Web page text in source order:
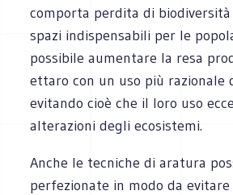
comporta perdita di
spazi indispensabili per le
possibile aumentare la resa
ettaro con un uso più razionale
evitando cioè che il loro uso
alterazioni degli ecosistemi.
Anche le tecniche di aratura
perfezionate in modo da